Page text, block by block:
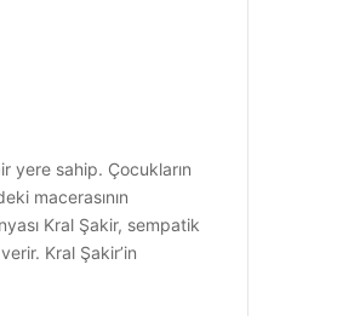
yere sahip. Çocukların
macerasının
Kral Şakir, sempatik
Kral Şakir’in